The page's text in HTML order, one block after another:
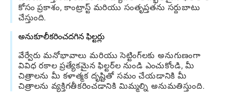
కోసం ప్రకాశం, కాంట్రాస్ట్ మరియు సంతృప్తతను సర్దుబాటు
చేస్తుంది.
అనుకూలీకరించదగిన ఫిల్టర్లు
వేర్వేరు మనోభావాలు మరియు సెట్టింగ్‌లకు అనుగుణంగా
వివిధ రకాల ప్రత్యేకమైన ఫిల్టర్‌ల నుండి ఎంచుకోండి, మీ
చిత్రాలను మీ కళాత్మక దృష్టితో సమం చేయడానికి మీ
చిత్రాలను వ్యక్తిగతీకరించడానికి మిమ్మల్ని అనుమతిస్తుంది.